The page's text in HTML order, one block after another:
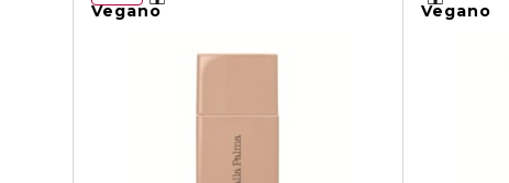
Vegano
Vegano